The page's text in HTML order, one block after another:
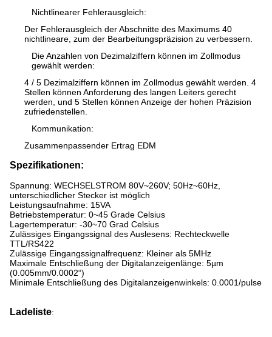
Nichtlinearer Fehlerausgleich:
Der Fehlerausgleich der Abschnitte des Maximums 40
nichtlineare, zum der Bearbeitungspräzision zu verbessern.
Die Anzahlen von Dezimalziffern können im Zollmodus
gewählt werden:
4 / 5 Dezimalziffern können im Zollmodus gewählt werden. 4
Stellen können Anforderung des langen Leiters gerecht
werden, und 5 Stellen können Anzeige der hohen Präzision
zufriedenstellen.
Kommunikation:
Zusammenpassender Ertrag EDM
Spezifikationen:
Spannung: WECHSELSTROM 80V~260V; 50Hz~60Hz,
unterschiedlicher Stecker ist möglich
Leistungsaufnahme: 15VA
Betriebstemperatur: 0~45 Grade Celsius
Lagertemperatur: -30~70 Grad Celsius
Zulässiges Eingangssignal des Auslesens: Rechteckwelle
TTL/RS422
Zulässige Eingangssignalfrequenz: Kleiner als 5MHz
Maximale Entschließung der Digitalanzeigenlänge: 5µm
(0.005mm/0.0002“)
Minimale Entschließung des Digitalanzeigenwinkels: 0.0001/pulse
Ladeliste: